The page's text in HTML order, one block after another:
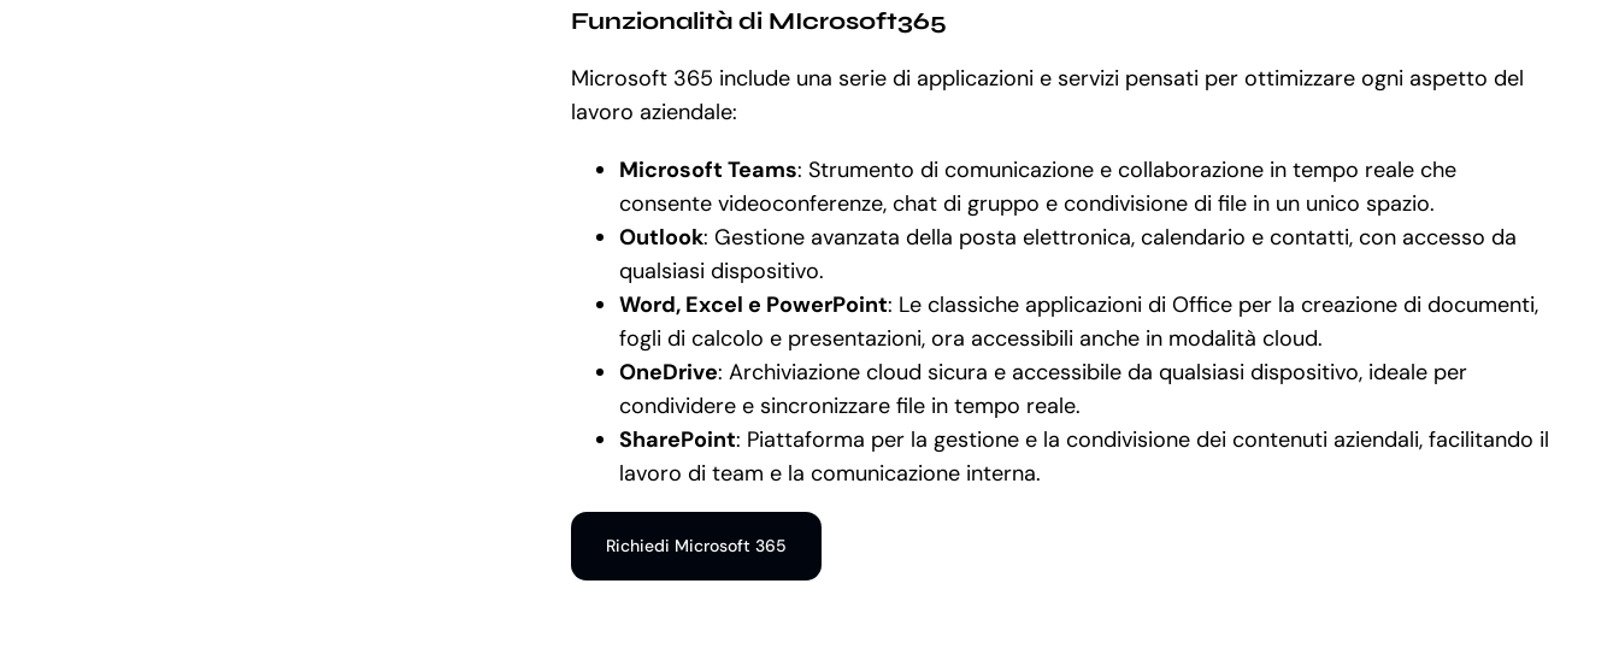
Funzionalità di MIcrosoft365
Microsoft 365 include una serie di applicazioni e servizi pensati per ottimizzare ogni aspetto del
lavoro aziendale:
Microsoft Teams: Strumento di comunicazione e collaborazione in tempo reale che
consente videoconferenze, chat di gruppo e condivisione di file in un unico spazio.
Outlook: Gestione avanzata della posta elettronica, calendario e contatti, con accesso da
qualsiasi dispositivo.
Word, Excel e PowerPoint: Le classiche applicazioni di Office per la creazione di documenti,
fogli di calcolo e presentazioni, ora accessibili anche in modalità cloud.
OneDrive: Archiviazione cloud sicura e accessibile da qualsiasi dispositivo, ideale per
condividere e sincronizzare file in tempo reale.
SharePoint: Piattaforma per la gestione e la condivisione dei contenuti aziendali, facilitando il
lavoro di team e la comunicazione interna.
Richiedi Microsoft 365